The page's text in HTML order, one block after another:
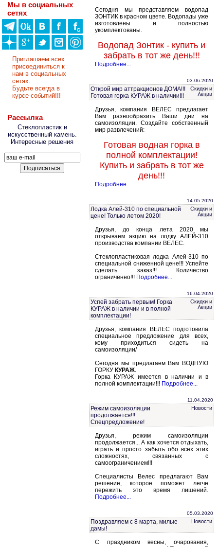
Мы в социальных
сетях
Приглашаем всех
присоединиться к
нам в социальных
сетях.
Будьте всегда в
курсе событий!!!
Рассылка
Стеклопластик и
искусственный камень.
Интересные решения
Сегодня мы представляем водопад
ЗОНТИК в красном цвете. Водопады уже
изготовлены и полностью
укомплектованы.
Водопад Зонтик - купить и
забрать в тот же день!!!
Подробнее...
03.06.2020
Открой мир аттракционов ДОМА!!!
Готовая горка КУРАЖ в наличии!!!
Скидки и
Акции
Друзья, компания ВЕЛЕС предлагает
Вам разнообразить Ваши дни на
самоизоляции. Создайте собственный
мир развлечений:
Готовая водная горка в
полной комплектации!
Купить и забрать в тот же
день!!!
Подробнее...
14.05.2020
Лодка Алей-310 по специальной
цене! Только летом 2020!
Скидки и
Акции
Друзья, до конца лета 2020 мы
открываем акцию на лодку АЛЕЙ-310
производства компании ВЕЛЕС.
Стеклопластиковая лодка Алей-310 по
специальной сниженной цене!!! Успейте
сделать заказ!!! Количество
ограниченно!!! Подробнее...
16.04.2020
Успей забрать первым! Горка
КУРАЖ в наличии и в полной
комплектации!
Скидки и
Акции
Друзья, компания ВЕЛЕС подготовила
специальное предложение для всех,
кому приходиться сидеть на
самоизоляции/
Сегодня мы предлагаем Вам ВОДНУЮ
ГОРКУ КУРАЖ.
Горка КУРАЖ имеется в наличии и в
полной комплектации!!! Подробнее...
11.04.2020
Режим самоизоляции
продолжается!!!
Спецпредложение!
Новости
Друзья, режим самоизоляции
продолжается... А как хочется отдыхать,
играть и просто забыть обо всех этих
сложностях, связанных с
самоограничением!!!
Специалисты Велес предлагают Вам
решение, которое поможет легче
пережить это время лишений.
Подробнее...
05.03.2020
Поздравляем с 8 марта, милые
дамы!
Новости
С праздником весны, очарования,